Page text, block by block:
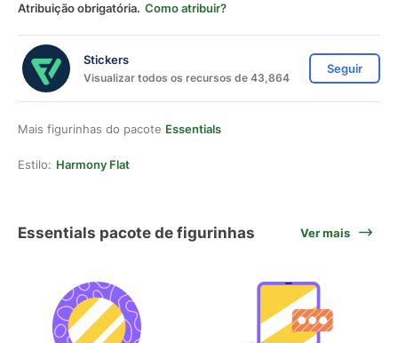
Atribuição obrigatória. Como atribuir?
Stickers
Visualizar todos os recursos de 43,864
Seguir
Mais figurinhas do pacote Essentials
Estilo: Harmony Flat
Essentials pacote de figurinhas Ver mais